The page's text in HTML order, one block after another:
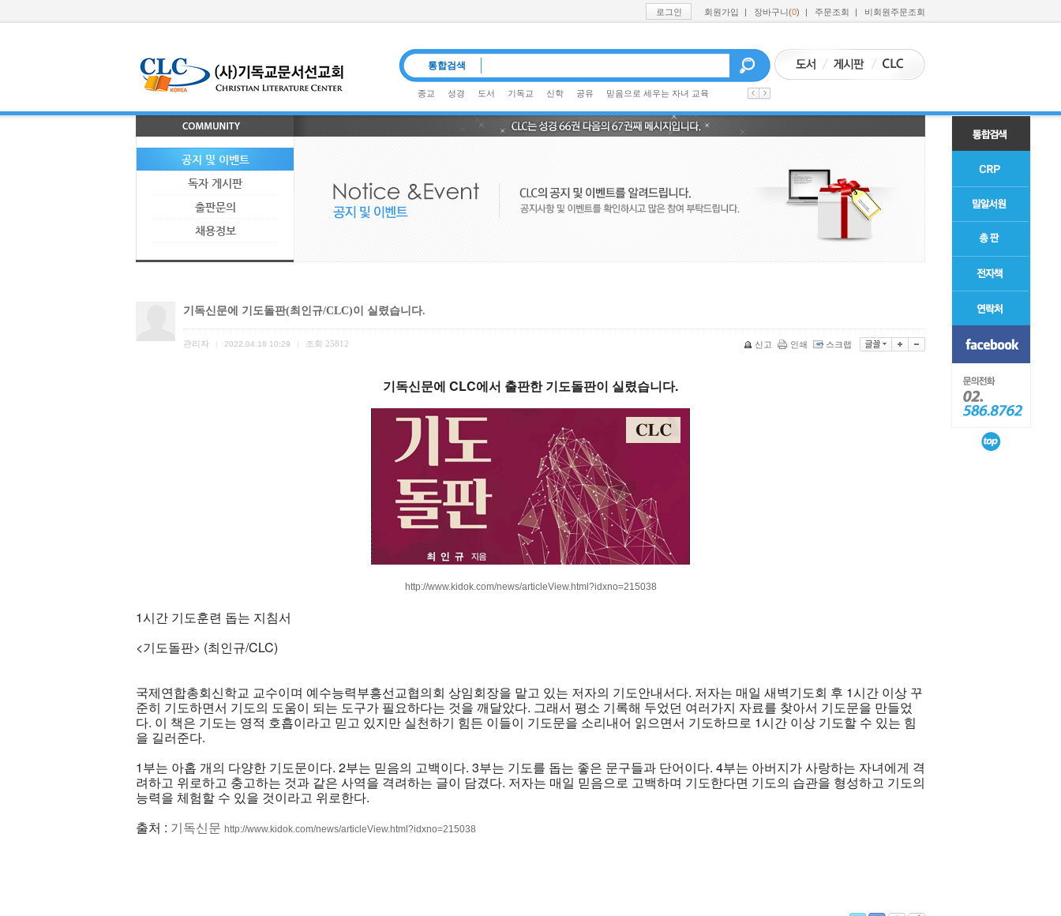
로그인 회원가입 | 장바구니(0) | 주문조회 | 비회원주문조회
통합검색
종교 성경 도서 기독교 신학 공유 믿음으로 세우는 자녀 교육
공지 및 이벤트
독자 게시판
출판문의
채용정보
기독신문에 기도돌판(최인규/CLC)이 실렸습니다.
관리자 2022.04.18 10:29 조회 25812 신고 인쇄 스크랩
기독신문에 CLC에서 출판한 기도돌판이 실렸습니다.
http://www.kidok.com/news/articleView.html?idxno=215038
1시간 기도훈련 돕는 지침서
<기도돌판> (최인규/CLC)
국제연합총회신학교 교수이며 예수능력부흥선교협의회 상임회장을 맡고 있는 저자의 기도안내서다. 저자는 매일 새벽기도회 후 1시간 이상 꾸
준히 기도하면서 기도의 도움이 되는 도구가 필요하다는 것을 깨달았다. 그래서 평소 기록해 두었던 여러가지 자료를 찾아서 기도문을 만들었
다. 이 책은 기도는 영적 호흡이라고 믿고 있지만 실천하기 힘든 이들이 기도문을 소리내어 읽으면서 기도하므로 1시간 이상 기도할 수 있는 힘
을 길러준다.
1부는 아홉 개의 다양한 기도문이다. 2부는 믿음의 고백이다. 3부는 기도를 돕는 좋은 문구들과 단어이다. 4부는 아버지가 사랑하는 자녀에게 격
려하고 위로하고 충고하는 것과 같은 사역을 격려하는 글이 담겼다. 저자는 매일 믿음으로 고백하며 기도한다면 기도의 습관을 형성하고 기도의
능력을 체험할 수 있을 것이라고 위로한다.
출처 : 기독신문 http://www.kidok.com/news/articleView.html?idxno=215038